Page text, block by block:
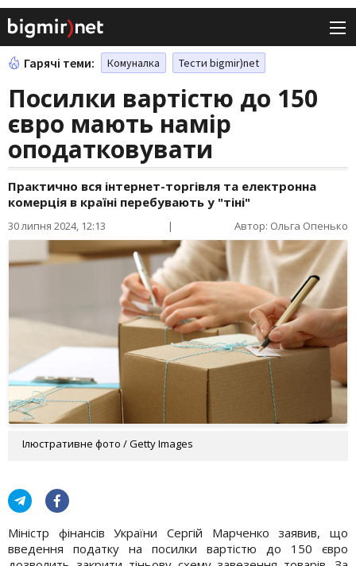
Гарячі теми: Комуналка Тести bigmir)net
Посилки вартістю до 150
євро мають намір
оподатковувати
Практично вся інтернет-торгівля та електронна
комерція в країні перебувають у "тіні"
30 липня 2024, 12:13 | Автор: Ольга Опенько
Ілюстративне фото / Getty Images
Міністр фінансів України Сергій Марченко заявив, що
введення податку на посилки вартістю до 150 євро